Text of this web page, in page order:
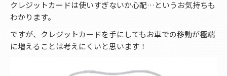
クレジットカードは使いすぎないか心配…というお気持ちも
わかります。
ですが、クレジットカードを手にしてもお車での移動が極端
に増えることは考えにくいと思います！